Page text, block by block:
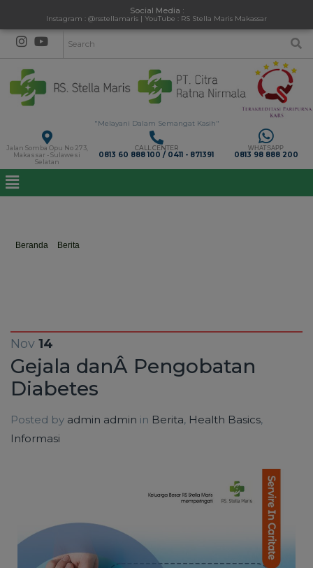
Social Media :
Instagram : @rsstellamaris | YouTube : RS Stella Maris Makassar
"Melayani Dalam Semangat Kasih"
Jalan Somba Opu No 273,
Makassar - Sulawesi
Selatan
CALL CENTER
0813 60 888 100 / 0411 - 871391
WHATSAPP
0813 98 888 200
Beranda Berita
Nov 14
Gejala danÂ Pengobatan
Diabetes
Posted by admin admin in Berita, Health Basics,
Informasi